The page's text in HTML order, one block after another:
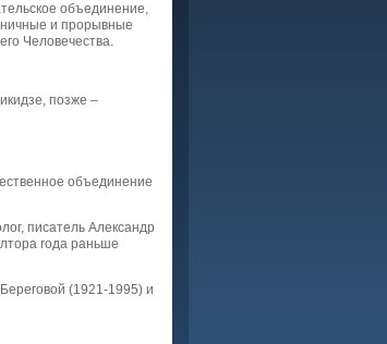
объединение,
и прорывные
Человечества.
позже –
объединение
писатель Александр
года раньше
(1921-1995) и